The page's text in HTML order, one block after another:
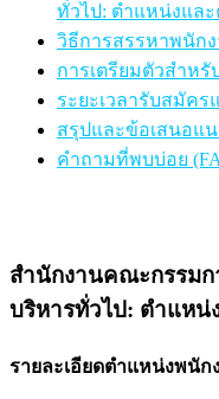
ทั่วไป: ตำแหน่งแล
วิธีการสรรหาพนัก
การเตรียมตัวสำห
ระยะเวลารับสมัค
สรุปและข้อเสนอแ
คำถามที่พบบ่อย
สำนักงานคณะกรรม
บริหารทั่วไป: ตำแห
รายละเอียดตำแหน่งพนัก